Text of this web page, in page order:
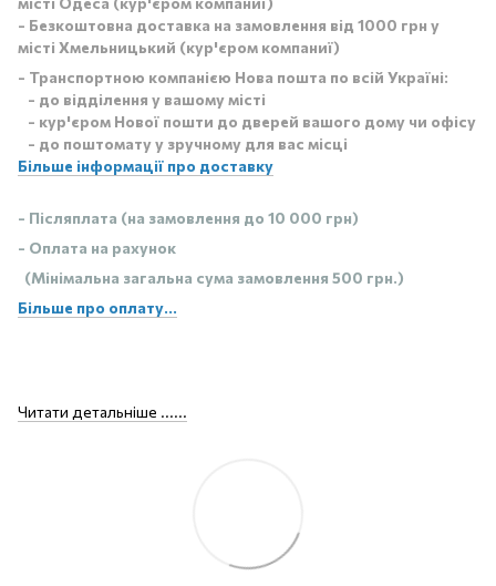
- Безкоштовна доставка на замовлення від 1000 грн у
місті Хмельницький (кур'єром компаниї)
- Транспортною компанією Нова пошта по всій Україні:
- до відділення у вашому місті
- кур'єром Нової пошти до дверей вашого дому чи офісу
- до поштомату у зручному для вас місці
Більше інформації про доставку
- Післяплата (на замовлення до 10 000 грн)
- Оплата на рахунок
(Мінімальна загальна сума замовлення 500 грн.)
Більше про оплату...
Читати детальніше ......